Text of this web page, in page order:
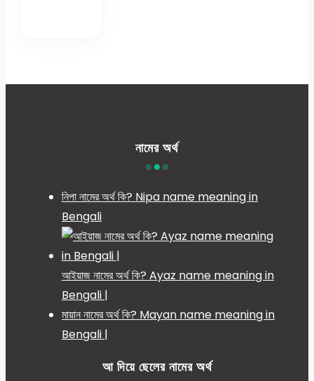
নামের অর্থ
নিপা নামের অর্থ কি? Nipa name meaning in
Bengali
আইয়াজ নামের অর্থ কি? Ayaz name meaning in
Bengali |
মায়ান নামের অর্থ কি? Mayan name meaning in
Bengali |
আ দিয়ে ছেলের নামের অর্থ